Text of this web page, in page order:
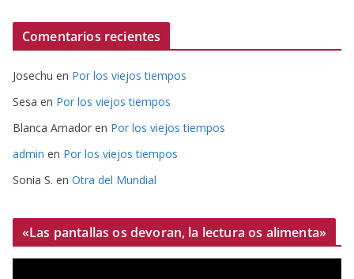
Comentarios recientes
Josechu en Por los viejos tiempos
Sesa en Por los viejos tiempos
Blanca Amador en Por los viejos tiempos
admin en Por los viejos tiempos
Sonia S. en Otra del Mundial
«Las pantallas os devoran, la lectura os alimenta»